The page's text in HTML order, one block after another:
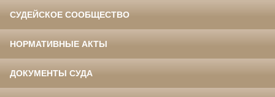
СУДЕЙСКОЕ СООБЩЕСТВО
НОРМАТИВНЫЕ АКТЫ
ДОКУМЕНТЫ СУДА